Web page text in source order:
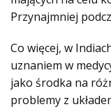
Przynajmniej
Co więcej, w
uznaniem w
jako środka na
problemy z